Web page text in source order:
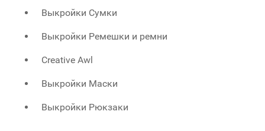
Выкройки Сумки
Выкройки Ремешки и ремни
Creative Awl
Выкройки Маски
Выкройки Рюкзаки